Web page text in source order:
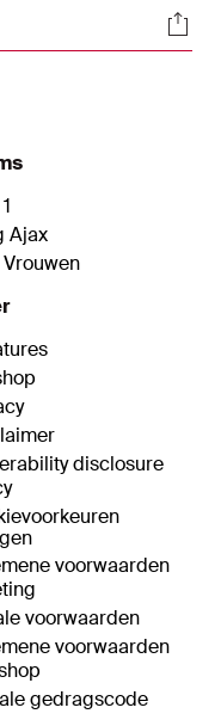
Ajax
disclosure
voorwaarden
voorwaarden
voorwaarden
gedragscode